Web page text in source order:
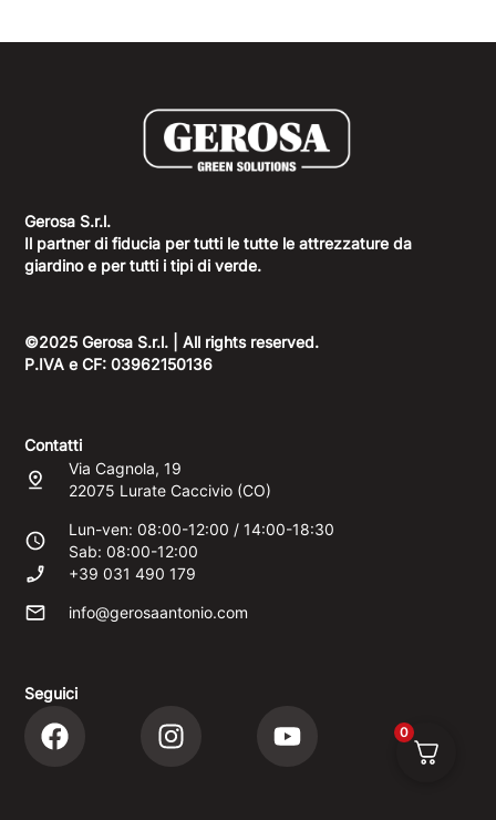
Gerosa S.r.l.
Il partner di fiducia per tutti le tutte le attrezzature da
giardino e per tutti i tipi di verde.
©2025 Gerosa S.r.l. | All rights reserved.
P.IVA e CF: 03962150136
Contatti
Via Cagnola, 19
22075 Lurate Caccivio (CO)
Lun-ven: 08:00-12:00 / 14:00-18:30
Sab: 08:00-12:00
+39 031 490 179
info@gerosaantonio.com
Seguici
0